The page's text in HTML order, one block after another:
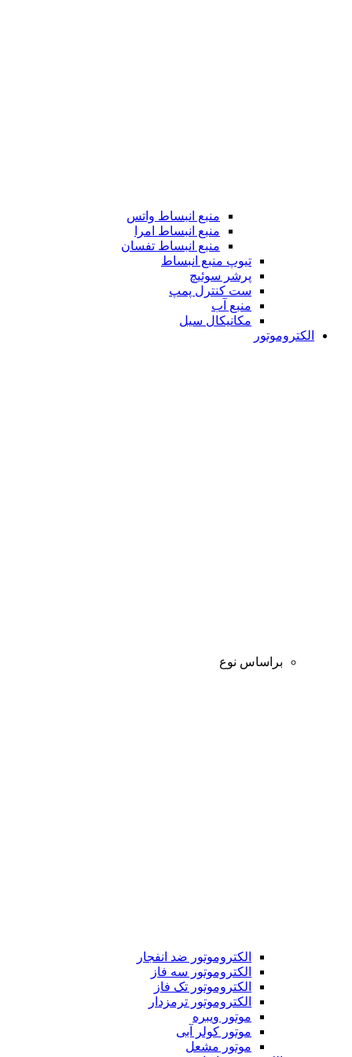
منبع انبساط واتس
منبع انبساط امرا
منبع انبساط تفسان
تیوپ منبع انبساط
پرشر سوئیچ
ست کنترل پمپ
منبع آب
مکانیکال سیل
الکتروموتور
براساس نوع
الکتروموتور ضد انفجار
الکتروموتور سه فاز
الکتروموتور تک فاز
الکتروموتور ترمزدار
موتور ویبره
موتور کولر آبی
موتور مشعل